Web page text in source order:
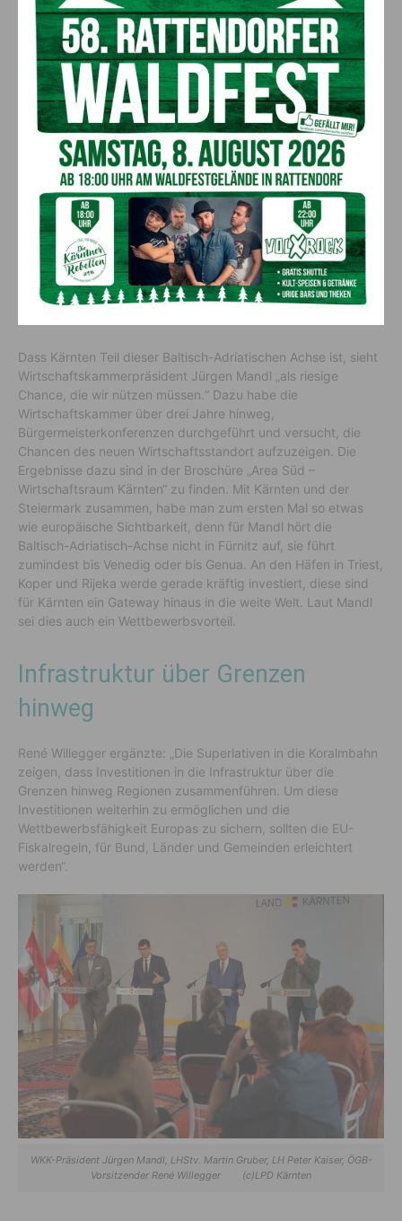
Schwerpunkte definiert:
„Wir werden weiter kräftig in standortrelevante
Infrastrukturprojekte investieren. Außerdem bringen wir noch
mehr Tempo in den Ausbau des öffentlichen Verkehrs und
stärken mit einer gezielten Regionalentwicklung alle Regionen
des Landes – sowohl nach innen als auch in der Außenwirkung
gemeinsam mit dem Standortmarketing.“
„Wir arbeiten daran, dass aus der Baltisch-Adriatischen Achse,
die durch Kärnten führt, auch eine echte
Wertschöpfungsachse für Kärnten entsteht“, betont Gruber
abschließend.
Baltisch-Adriatische Achse
Dass Kärnten Teil dieser Baltisch-Adriatischen Achse ist, sieht
Wirtschaftskammerpräsident Jürgen Mandl „als riesige
Chance, die wir nützen müssen.“ Dazu habe die
Wirtschaftskammer über drei Jahre hinweg,
Bürgermeisterkonferenzen durchgeführt und versucht, die
Chancen des neuen Wirtschaftsstandort aufzuzeigen. Die
Ergebnisse dazu sind in der Broschüre „Area Süd –
Wirtschaftsraum Kärnten“ zu finden. Mit Kärnten und der
Steiermark zusammen, habe man zum ersten Mal so etwas
wie europäische Sichtbarkeit, denn für Mandl hört die
Baltisch-Adriatisch-Achse nicht in Fürnitz auf, sie führt
zumindest bis Venedig oder bis Genua. An den Häfen in Triest,
Koper und Rijeka werde gerade kräftig investiert, diese sind
für Kärnten ein Gateway hinaus in die weite Welt. Laut Mandl
sei dies auch ein Wettbewerbsvorteil.
Infrastruktur über Grenzen
hinweg
René Willegger ergänzte: „Die Superlativen in die Koralmbahn
zeigen, dass Investitionen in die Infrastruktur über die
Grenzen hinweg Regionen zusammenführen. Um diese
Investitionen weiterhin zu ermöglichen und die
Wettbewerbsfähigkeit Europas zu sichern, sollten die EU-
Fiskalregeln, für Bund, Länder und Gemeinden erleichtert
werden“.
WKK-Präsident Jürgen Mandl, LHStv. Martin Gruber, LH Peter Kaiser, ÖGB-
Vorsitzender René Willegger (c)LPD Kärnten